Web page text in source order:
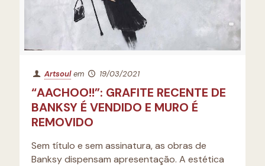
Artsoul em 19/03/2021
“AACHOO!!”: GRAFITE RECENTE DE
BANKSY É VENDIDO E MURO É
REMOVIDO
Sem título e sem assinatura, as obras de
Banksy dispensam apresentação. A estética